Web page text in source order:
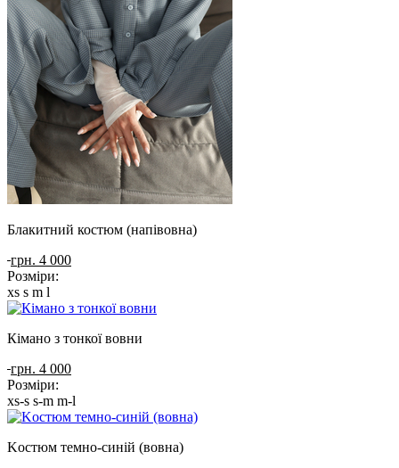
Блакитний костюм (напівовна)
грн. 4 000
Розміри:
xs s m l
Кімано з тонкої вовни
грн. 4 000
Розміри:
xs-s s-m m-l
Kостюм темно-синій (вовна)